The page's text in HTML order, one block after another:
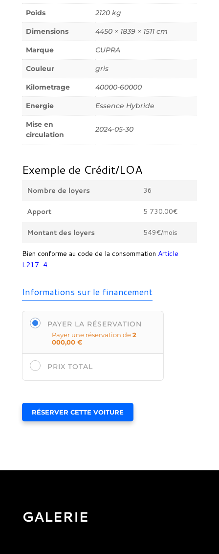
Poids 2120 kg
Dimensions 4450 × 1839 × 1511 cm
Marque CUPRA
Couleur gris
Kilometrage 40000-60000
Energie Essence Hybride
Mise en
circulation
2024-05-30
Exemple de Crédit/LOA
Nombre de loyers 36
Apport 5 730.00€
Montant des loyers 549€/mois
Bien conforme au code de la consommation Article
L217-4
Informations sur le financement
PAYER LA RÉSERVATION
Payer une réservation de2
000,00 €
PRIX TOTAL
RÉSERVER CETTE VOITURE
GALERIE